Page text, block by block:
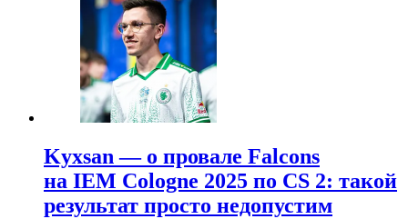
Kyxsan — о провале Falcons
на IEM Cologne 2025 по CS 2: такой
результат просто недопустим